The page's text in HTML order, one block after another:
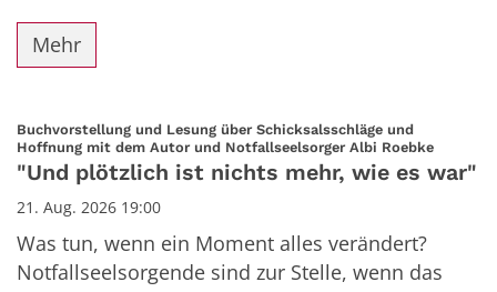
Mehr
Buchvorstellung und Lesung über Schicksalsschläge und
Hoffnung mit dem Autor und Notfallseelsorger Albi Roebke:
"Und plötzlich ist nichts mehr, wie es war"
21. Aug. 2026 19:00
Was tun, wenn ein Moment alles verändert?
Notfallseelsorgende sind zur Stelle, wenn das